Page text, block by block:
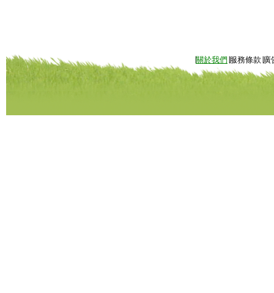
關於我們 ∣服務條款∣廣